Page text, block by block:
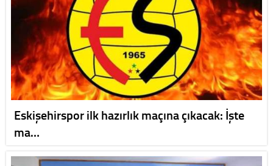
Eskişehirspor ilk hazırlık maçına çıkacak: İşte
ma…